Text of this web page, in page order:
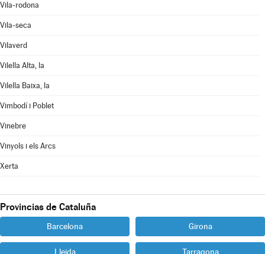
Vila-rodona
Vila-seca
Vilaverd
Vilella Alta, la
Vilella Baixa, la
Vimbodí i Poblet
Vinebre
Vinyols i els Arcs
Xerta
Provincias de Cataluña
Barcelona Girona
Lleida Tarragona